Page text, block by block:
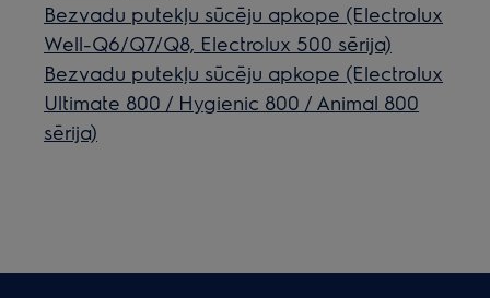
Bezvadu putekļu sūcēju apkope (Electrolux
Well-Q6/Q7/Q8, Electrolux 500 sērija)
Bezvadu putekļu sūcēju apkope (Electrolux
Ultimate 800 / Hygienic 800 / Animal 800
sērija)